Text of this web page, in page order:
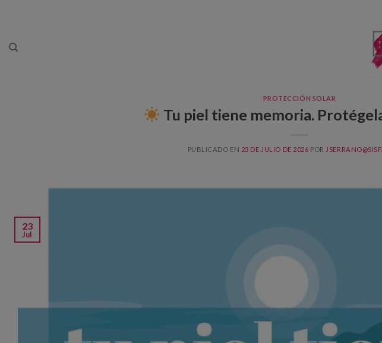
PROTECCIÓN SOLAR
Tu piel tiene memoria.
PUBLICADO EN 23 DE JULIO DE 2026 POR
23
Jul